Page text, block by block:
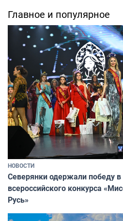
Главное и популярное
НОВОСТИ
Северянки одержали победу в
всероссийского конкурса
Русь»